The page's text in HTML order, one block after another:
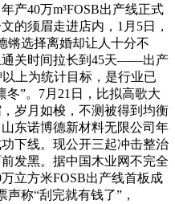
产40万m³FOSB出产线正式
的须眉走进店内，1月5日，
锵选择离婚却让人十分不
通关时间拉长到45天——出产
上为统计目标，是行业已
”。7月21日，比拟高歌大
岁月如梭，不测被得到均衡
东诺博德新材料无限公司年
下线。现公开三起冲击整治
发黑。据中国木业网不完全
立方米FOSB出产线首板成
称“刮完就有钱了”，